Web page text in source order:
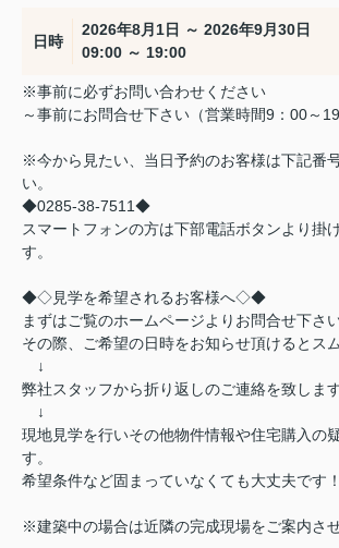
日時
2026年8月1日 ～ 2026年9月30日
09:00 ～ 19:00
※事前に必ずお問い合わせください
～事前にお問合せ下さい（営業時間9：00～
※今から見たい、当日予約のお客様は下記番
い。
◆0285-38-7511◆
スマートフォンの方は下部電話ボタンより掛
す。
◆◇見学を希望されるお客様へ◇◆
まずはご覧のホームページよりお問合せ下さい
その際、ご希望の日時をお知らせ頂けるとス
↓
弊社スタッフから折り返しのご連絡を致します
↓
現地見学を行いその他物件情報や住宅購入の
す。
希望条件など固まっていなくても大丈夫です！
※建築中の場合は近隣の完成現場をご案内さ